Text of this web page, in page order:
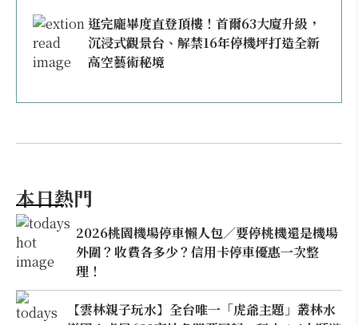
逛完龐畢度直登頂樓！首爾63大廈升級，
沉浸式觀景台、解禁16年停機坪打造全新
高空藝術秘境
本日熱門
2026桃園機場停車懶人包／要停桃機還是機場
外圍？收費各多少？信用卡停車優惠一次整
理！
【雲林親子玩水】全台唯一「虎爺主題」叢林水